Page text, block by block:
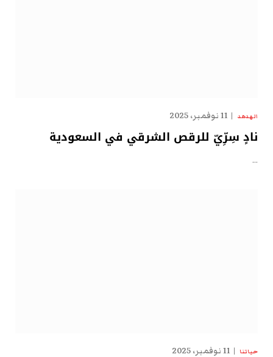
الهدهد 11 نوفمبر، 2025
نادٍ سِرِّيّ للرقص الشرقي في السعودية
…
حياتنا 11 نوفمبر، 2025